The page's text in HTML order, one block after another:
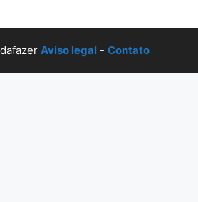
Aviso legal- Contato